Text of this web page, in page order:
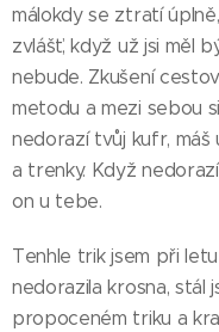
málokdy se ztratí
zvlášť, když už jsi měl
nebude. Zkušení
metodu a mezi sebou
nedorazí tvůj kufr, máš
a trenky. Když
on u tebe.
Tenhle trik jsem při
nedorazila krosna, stál
propoceném triku a